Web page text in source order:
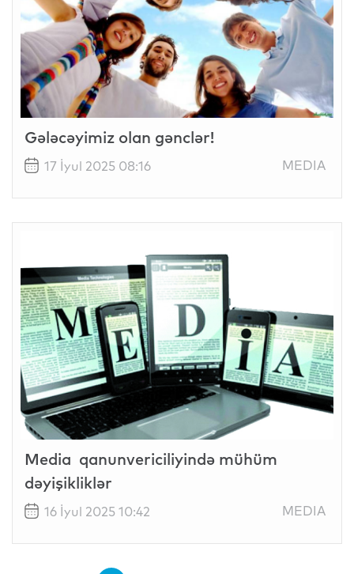
Gələcəyimiz olan gənclər!
17 İyul 2025 08:16 MEDIA
Media qanunvericiliyində mühüm
dəyişikliklər
16 İyul 2025 10:42 MEDIA